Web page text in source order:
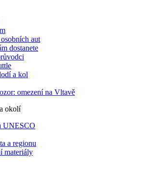
aut
dostanete
a kol
omezení na Vltavě
okolí
UNESCO
a regionu
materiály